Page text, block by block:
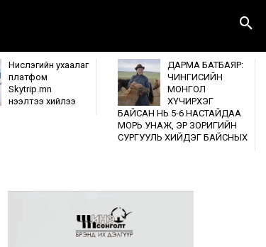
Нислэгийн ухаалаг
платфом
Skytrip.mn
нээлтээ хийлээ
ДАРМА БАТБАЯР:
ЧИНГИСИЙН
МОНГОЛ
ХҮЧИРХЭГ
БАЙСАН НЬ 5-6 НАСТАЙДАА
МОРЬ УНАЖ, ЭР ЗОРИГИЙН
СУРГУУЛЬ ХИЙДЭГ БАЙСНЫХ